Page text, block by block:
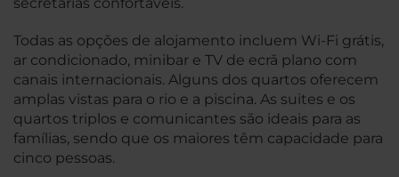
Todas as opções de alojamento incluem Wi-Fi grátis,
ar condicionado, minibar e TV de ecrã plano com
canais internacionais. Alguns dos quartos oferecem
amplas vistas para o rio e a piscina. As suites e os
quartos triplos e comunicantes são ideais para as
famílias, sendo que os maiores têm capacidade para
cinco pessoas.